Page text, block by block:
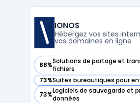
IONOS
Hébergez vos sites
vos domaines en ligne
88%Solutions de partage et
fichiers
— voir IONOS dans cette catégorie
73%Suites bureautiques pour
— voir IONOS dans cette
73%Logiciels de sauvegarde et
données
— voir IONOS dans cette catégorie